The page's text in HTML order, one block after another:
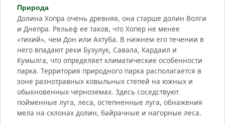
Природа
Долина Хопра очень древняя, она старше долин Волги
и Днепра. Рельеф ее таков, что Хопер не менее
«тихий», чем Дон или Ахтуба. В нижнем его течении в
него впадают реки Бузулук, Савала, Кардаил и
Кумылга, что определяет климатические особенности
парка. Территория природного парка располагается в
зоне разнотравных ковыльных степей на южных и
обыкновенных черноземах. Здесь соседствуют
пойменные луга, леса, остепненные луга, обнажения
мела на склонах долин, байрачные и нагорные леса.